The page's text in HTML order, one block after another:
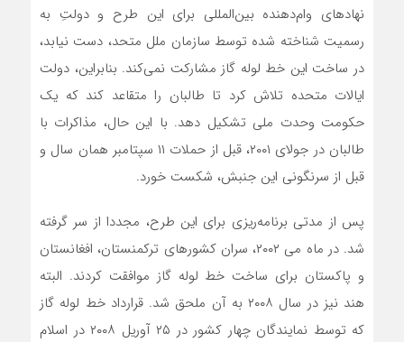
نهادهای وام‌دهنده بین‌المللی برای این طرح و دولتِ به
رسمیت شناخته شده توسط سازمان ملل متحد، دست نیابد،
در ساخت این خط لوله گاز مشارکت نمی‌کند. بنابراین، دولت
ایالات متحده تلاش کرد تا طالبان را متقاعد کند که یک
حکومت وحدت ملی تشکیل دهد. با این حال، مذاکرات با
طالبان در جولای ۲۰۰۱، قبل از حملات ۱۱ سپتامبر همان سال و
قبل از سرنگونی این جنبش، شکست خورد.
پس از مدتی برنامه‌ریزی برای این طرح، مجددا از سر گرفته
شد. در ماه می ۲۰۰۲، سران کشورهای ترکمنستان، افغانستان
و پاکستان برای ساخت خط لوله گاز موافقت کردند. البته
هند نیز در سال ۲۰۰۸ به آن ملحق شد. قرارداد خط لوله گاز
که توسط نمایندگان چهار کشور در ۲۵ آوریل ۲۰۰۸ در اسلام